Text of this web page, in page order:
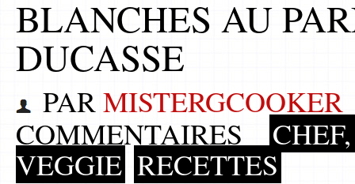
BLANCHES AU
DUCASSE
PARMISTERGCOOKER
COMMENTAIRES
VEGGIE RECETTES